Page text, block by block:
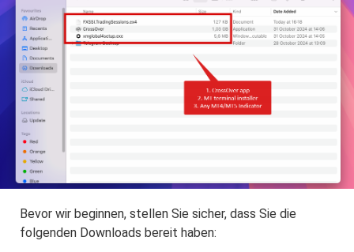
Bevor wir beginnen, stellen Sie sicher, dass Sie die
folgenden Downloads bereit haben: